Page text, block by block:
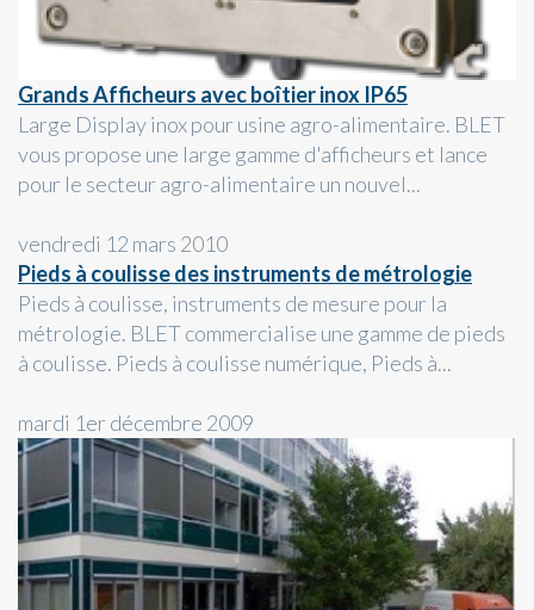
Grands Afficheurs avec boîtier inox IP65
Large Display inox pour usine agro-alimentaire. BLET
vous propose une large gamme d'afficheurs et lance
pour le secteur agro-alimentaire un nouvel...
vendredi 12 mars 2010
Pieds à coulisse des instruments de métrologie
Pieds à coulisse, instruments de mesure pour la
métrologie. BLET commercialise une gamme de pieds
à coulisse. Pieds à coulisse numérique, Pieds à...
mardi 1er décembre 2009